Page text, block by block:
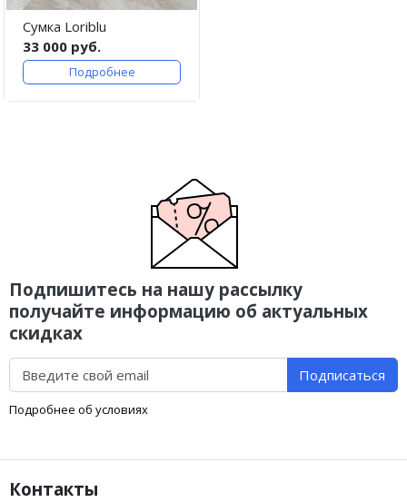
Сумка Loriblu
33 000 руб.
Подробнее
Подпишитесь на нашу рассылку
получайте информацию об актуальных
скидках
Подписаться
Подробнее об условиях
Контакты